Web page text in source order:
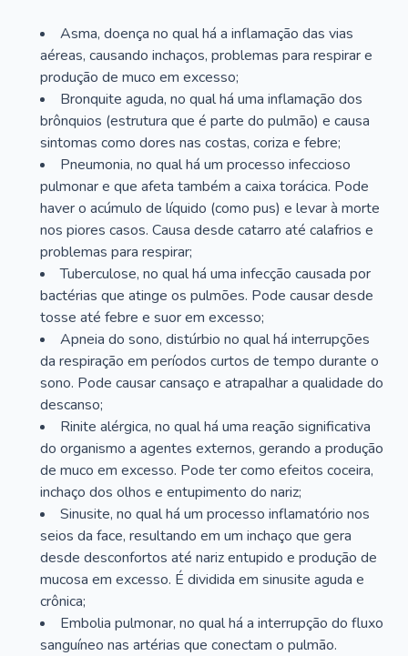
Asma, doença no qual há a inflamação das vias
aéreas, causando inchaços, problemas para respirar e
produção de muco em excesso;
Bronquite aguda, no qual há uma inflamação dos
brônquios (estrutura que é parte do pulmão) e causa
sintomas como dores nas costas, coriza e febre;
Pneumonia, no qual há um processo infeccioso
pulmonar e que afeta também a caixa torácica. Pode
haver o acúmulo de líquido (como pus) e levar à morte
nos piores casos. Causa desde catarro até calafrios e
problemas para respirar;
Tuberculose, no qual há uma infecção causada por
bactérias que atinge os pulmões. Pode causar desde
tosse até febre e suor em excesso;
Apneia do sono, distúrbio no qual há interrupções
da respiração em períodos curtos de tempo durante o
sono. Pode causar cansaço e atrapalhar a qualidade do
descanso;
Rinite alérgica, no qual há uma reação significativa
do organismo a agentes externos, gerando a produção
de muco em excesso. Pode ter como efeitos coceira,
inchaço dos olhos e entupimento do nariz;
Sinusite, no qual há um processo inflamatório nos
seios da face, resultando em um inchaço que gera
desde desconfortos até nariz entupido e produção de
mucosa em excesso. É dividida em sinusite aguda e
crônica;
Embolia pulmonar, no qual há a interrupção do fluxo
sanguíneo nas artérias que conectam o pulmão.